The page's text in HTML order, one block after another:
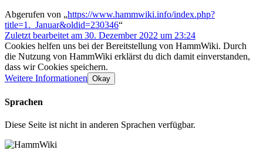
Abgerufen von „https://www.hammwiki.info/index.php?
title=1._Januar&oldid=230346“
Zuletzt bearbeitet am 30. Dezember 2022 um 23:24
Cookies helfen uns bei der Bereitstellung von HammWiki. Durch
die Nutzung von HammWiki erklärst du dich damit einverstanden,
dass wir Cookies speichern.
Weitere Informationen Okay
Sprachen
Diese Seite ist nicht in anderen Sprachen verfügbar.